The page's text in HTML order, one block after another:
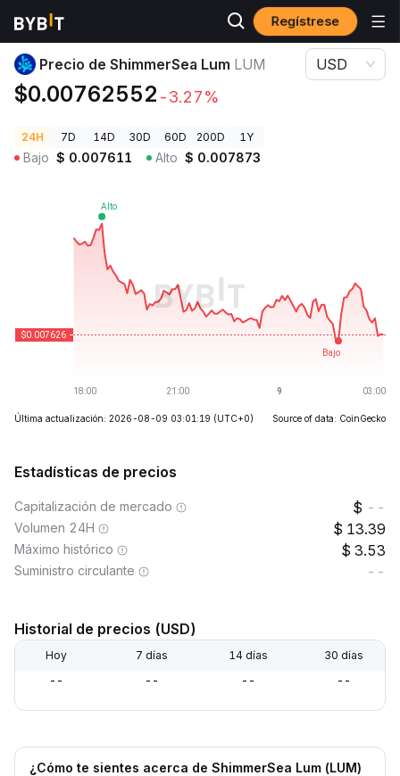
Regístrese
Precios de Criptomonedas Precio de ShimmerSea Lum LUM
Precio de ShimmerSea Lum LUM
$0.00762552 -3.27%
USD
24H 7D 14D 30D 60D 200D 1Y
Bajo $ 0.007611 Alto $ 0.007873
Última actualización: 2026-08-09 03:01:19 (UTC+0) Source of data: CoinGecko
Estadísticas de precios
Capitalización de mercado --
Volumen 24H 13.39
Máximo histórico 3.53
Suministro circulante --
Historial de precios (USD)
Hoy 7 días 14 días 30 días
-- -- -- --
¿Cómo te sientes acerca de ShimmerSea Lum (LUM)